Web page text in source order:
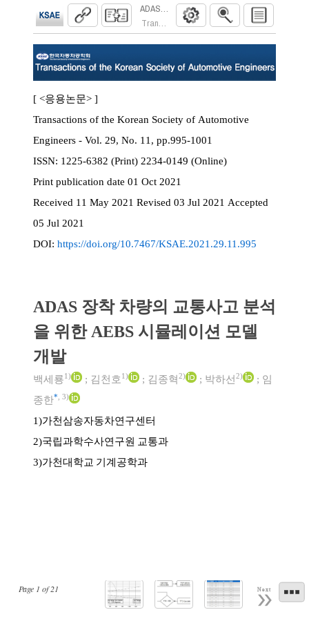
ADAS 장착 차량의 교통사고 분석을 위한
Transactions of the Korean Society of
Page 1 of21 Next
[ <응용논문> ]
Transactions of the Korean Society of Automotive
Engineers - Vol. 29, No. 11, pp.995-1001
ISSN:
1225-6382 (Print) 2234-0149 (Online)
Print publication date 01 Oct 2021
Received 11 May 2021 Revised 03 Jul 2021 Accepted
05 Jul 2021
DOI: https://doi.org/10.7467/KSAE.2021.29.11.995
ADAS 장착 차량의 교통사고 분석
을 위한 AEBS 시뮬레이션 모델
개발
백세룡1) ; 김천호 1) ; 김종혁2) ; 박하선2) ; 임
종한* 3)
1)가천삼송자동차연구센터
2)국립과학수사연구원 교통과
3)가천대학교 기계공학과